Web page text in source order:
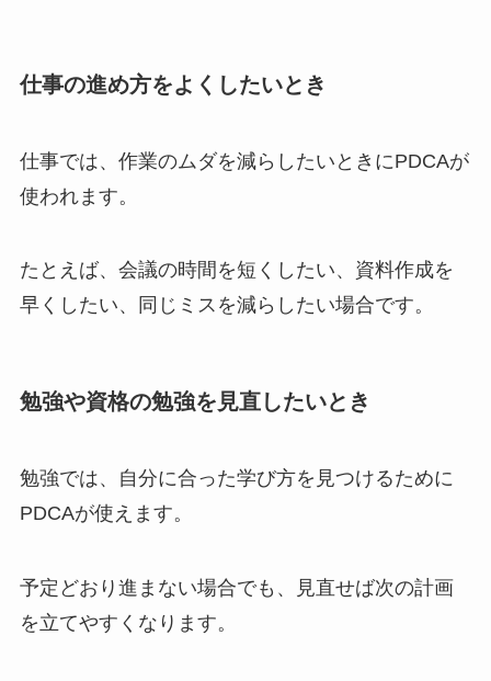
仕事の進め方をよくしたいとき
仕事では、作業のムダを減らしたいときにPDCAが
使われます。
たとえば、会議の時間を短くしたい、資料作成を
早くしたい、同じミスを減らしたい場合です。
勉強や資格の勉強を見直したいとき
勉強では、自分に合った学び方を見つけるために
PDCAが使えます。
予定どおり進まない場合でも、見直せば次の計画
を立てやすくなります。